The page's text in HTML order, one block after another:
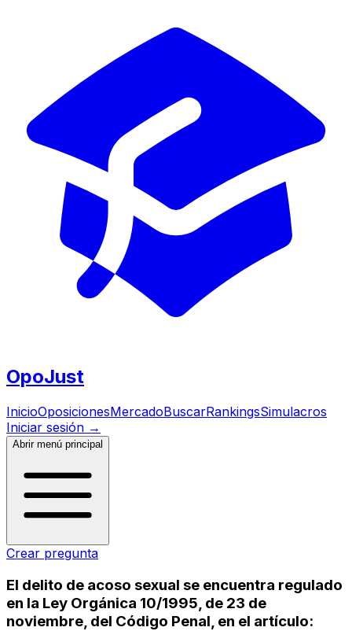
OpoJust
InicioOposicionesMercadoBuscarRankingsSimulacros
Iniciar sesión →
Abrir menú principal
Crear pregunta
El delito de acoso sexual se encuentra regulado
en la Ley Orgánica 10/1995, de 23 de
noviembre, del Código Penal, en el artículo: